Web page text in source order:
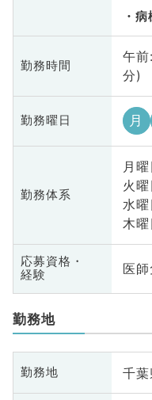
病
勤務時間
午
分)
勤務曜日 月
勤務体系
月
火
水
木
応募資格・
経験
医
勤務地
勤務地 千